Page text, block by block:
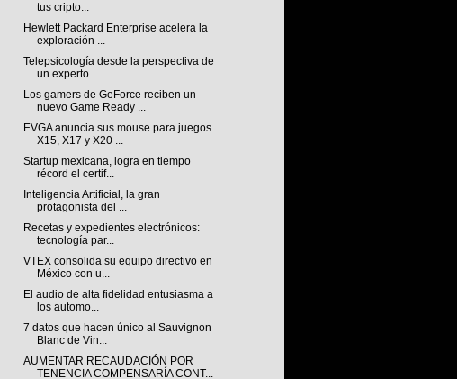
tus cripto...
Hewlett Packard Enterprise acelera la
exploración ...
Telepsicología desde la perspectiva de
un experto.
Los gamers de GeForce reciben un
nuevo Game Ready ...
EVGA anuncia sus mouse para juegos
X15, X17 y X20 ...
Startup mexicana, logra en tiempo
récord el certif...
Inteligencia Artificial, la gran
protagonista del ...
Recetas y expedientes electrónicos:
tecnología par...
VTEX consolida su equipo directivo en
México con u...
El audio de alta fidelidad entusiasma a
los automo...
7 datos que hacen único al Sauvignon
Blanc de Vin...
AUMENTAR RECAUDACIÓN POR
TENENCIA COMPENSARÍA CONT...